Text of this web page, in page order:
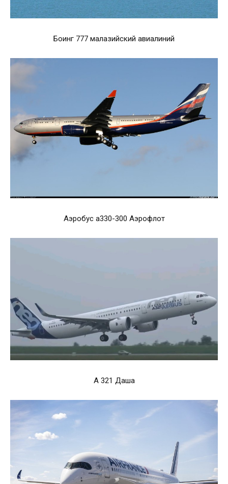
Боинг 777 малазийский авиалиний
Аэробус а330-300 Аэрофлот
А 321 Даша